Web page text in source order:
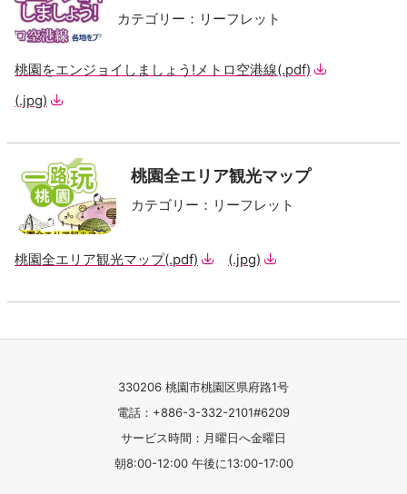
カテゴリー ： リーフレット
桃園をエンジョイしましょう!メトロ空港線(.pdf)
(.jpg)
桃園全エリア観光マップ
カテゴリー ： リーフレット
桃園全エリア観光マップ(.pdf) (.jpg)
330206 桃園市桃園区県府路1号
電話：+886-3-332-2101#6209
サービス時間：月曜日へ金曜日
朝8:00-12:00 午後に13:00-17:00